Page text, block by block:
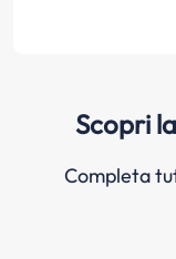
Scopri
Completa